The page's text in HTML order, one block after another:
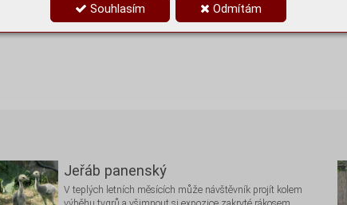
Souhlasím Odmítám
Jeřáb panenský
V teplých letních měsících může návštěvník projít kolem